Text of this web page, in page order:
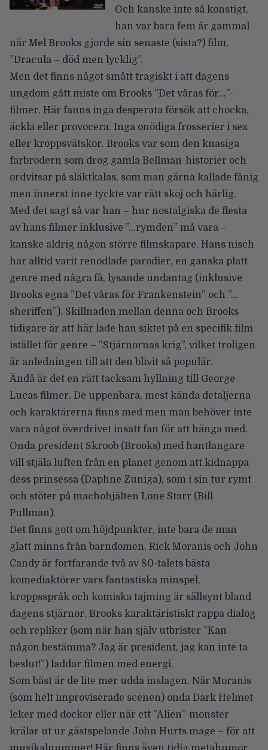
Och kanske inte så konstigt,
han var bara fem år gammal
när Mel Brooks gjorde sin senaste (sista?) film,
”Dracula – död men lycklig”.
Men det finns något smått tragiskt i att dagens
ungdom gått miste om Brooks ”Det våras för…”-
filmer. Här fanns inga desperata försök att chocka,
äckla eller provocera. Inga onödiga frosserier i sex
eller kroppsvätskor. Brooks var som den knasiga
farbrodern som drog gamla Bellman-historier och
ordvitsar på släktkalas, som man gärna kallade fånig
men innerst inne tyckte var rätt skoj och härlig.
Med det sagt så var han – hur nostalgiska de flesta
av hans filmer inklusive ”…rymden” må vara –
kanske aldrig någon större filmskapare. Hans nisch
har alltid varit renodlade parodier, en ganska platt
genre med några få, lysande undantag (inklusive
Brooks egna ”Det våras för Frankenstein” och ”…
sheriffen”). Skillnaden mellan denna och Brooks
tidigare är att här lade han siktet på en specifik film
istället för genre – ”Stjärnornas krig”, vilket troligen
är anledningen till att den blivit så populär.
Ändå är det en rätt tacksam hyllning till George
Lucas filmer. De uppenbara, mest kända detaljerna
och karaktärerna finns med men man behöver inte
vara något överdrivet insatt fan för att hänga med.
Onda president Skroob (Brooks) med hantlangare
vill stjäla luften från en planet genom att kidnappa
dess prinsessa (Daphne Zuniga), som i sin tur rymt
och stöter på machohjälten Lone Starr (Bill
Pullman).
Det finns gott om höjdpunkter, inte bara de man
glatt minns från barndomen. Rick Moranis och John
Candy är fortfarande två av 80-talets bästa
komediaktörer vars fantastiska minspel,
kroppsspråk och komiska tajming är sällsynt bland
dagens stjärnor. Brooks karaktäristiskt rappa dialog
och repliker (som när han själv utbrister ”Kan
någon bestämma? Jag är president, jag kan inte ta
beslut!”) laddar filmen med energi.
Som bäst är de lite mer udda inslagen. När Moranis
(som helt improviserade scenen) onda Dark Helmet
leker med dockor eller när ett ”Alien”-monster
krälar ut ur gästspelande John Hurts mage – för att